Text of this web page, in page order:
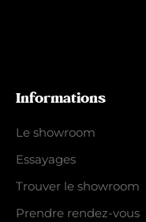
Informations
Le showroom
Essayages
Trouver le showroom
Prendre rendez-vous